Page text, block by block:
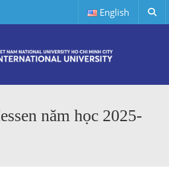
English
năm học 2025-